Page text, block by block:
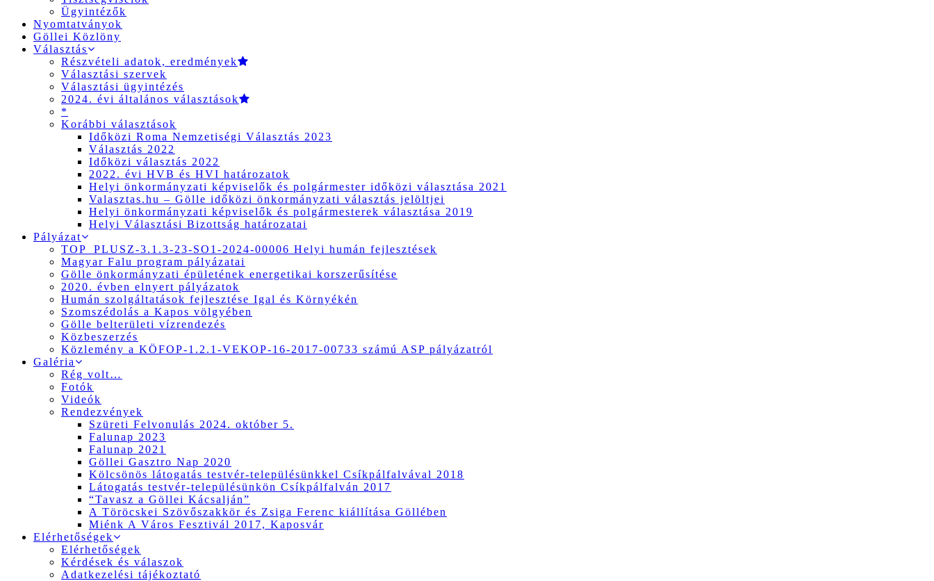
Ügyintézők
Nyomtatványok
Göllei Közlöny
Választás
Részvételi adatok, eredmények
Választási szervek
Választási ügyintézés
2024. évi általános választások
*
Korábbi választások
Időközi Roma Nemzetiségi Választás 2023
Választás 2022
Időközi választás 2022
2022. évi HVB és HVI határozatok
Helyi önkormányzati képviselők és polgármester időközi választása 2021
Valasztas.hu – Gölle időközi önkormányzati választás jelöltjei
Helyi önkormányzati képviselők és polgármesterek választása 2019
Helyi Választási Bizottság határozatai
Pályázat
TOP_PLUSZ-3.1.3-23-SO1-2024-00006 Helyi humán fejlesztések
Magyar Falu program pályázatai
Gölle önkormányzati épületének energetikai korszerűsítése
2020. évben elnyert pályázatok
Humán szolgáltatások fejlesztése Igal és Környékén
Szomszédolás a Kapos völgyében
Gölle belterületi vízrendezés
Közbeszerzés
Közlemény a KÖFOP-1.2.1-VEKOP-16-2017-00733 számú ASP pályázatról
Galéria
Rég volt…
Fotók
Videók
Rendezvények
Szüreti Felvonulás 2024. október 5.
Falunap 2023
Falunap 2021
Göllei Gasztro Nap 2020
Kölcsönös látogatás testvér-településünkkel Csíkpálfalvával 2018
Látogatás testvér-településünkön Csíkpálfalván 2017
“Tavasz a Göllei Kácsalján”
A Töröcskei Szövőszakkör és Zsiga Ferenc kiállítása Göllében
Miénk A Város Fesztivál 2017, Kaposvár
Elérhetőségek
Elérhetőségek
Kérdések és válaszok
Adatkezelési tájékoztató